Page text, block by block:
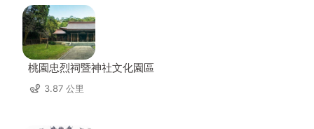
桃園忠烈祠暨神社文化園區
3.87 公里